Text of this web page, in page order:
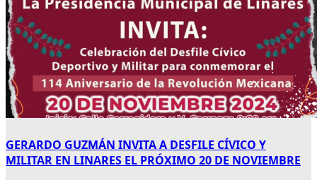
GERARDO GUZMÁN INVITA A DESFILE CÍVICO Y
MILITAR EN LINARES EL PRÓXIMO 20 DE NOVIEMBRE